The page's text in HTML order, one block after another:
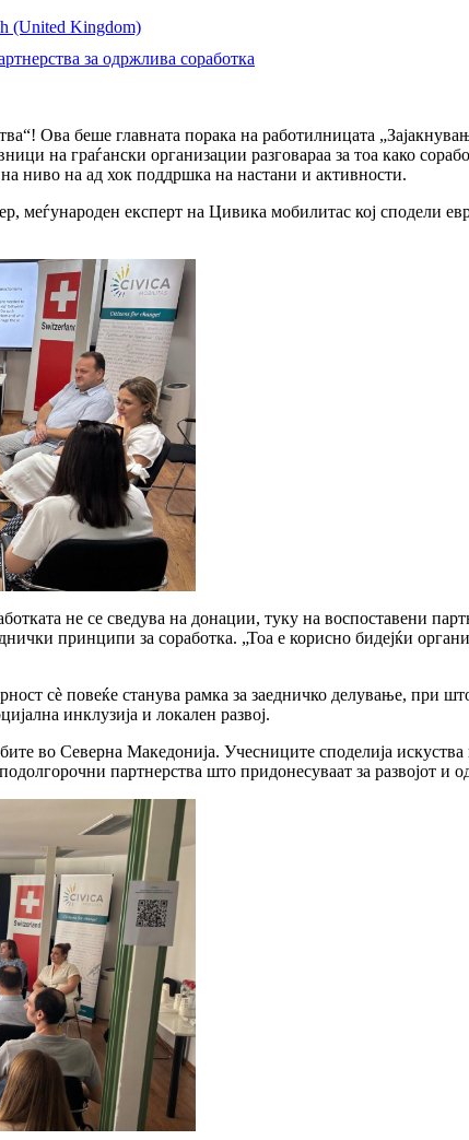
за одржлива соработка
Ова беше главната порака на работилницата
на граѓански организации разговараа за тоа како
ниво на ад хок поддршка на настани и активности.
меѓународен експерт на Цивика мобилитас кој сподели
не се сведува на донации, туку на воспоставени
принципи за соработка. „Тоа е корисно бидејќи
сè повеќе станува рамка за заедничко делување, при
инклузија и локален развој.
во Северна Македонија. Учесниците споделија
партнерства што придонесуваат за развојот и